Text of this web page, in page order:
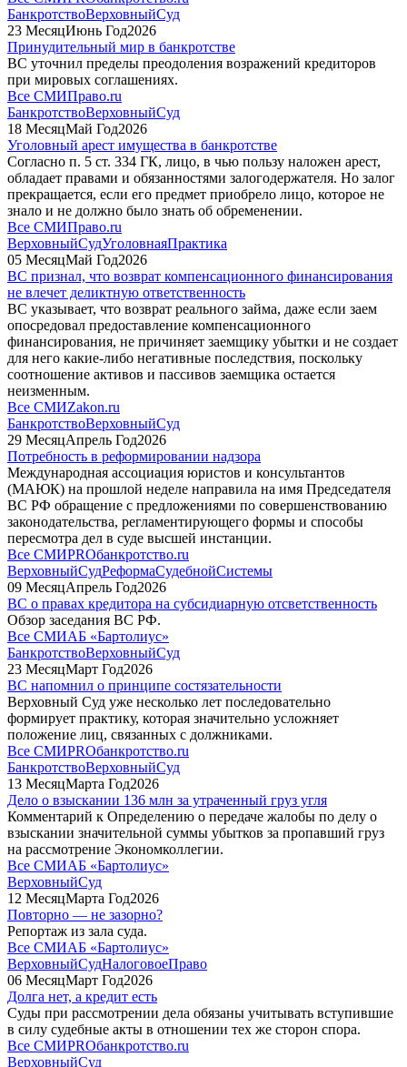
БанкротствоВерховныйСуд
23 МесяцИюнь Год2026
Принудительный мир в банкротстве
ВС уточнил пределы преодоления возражений кредиторов
при мировых соглашениях.
Все СМИПраво.ru
БанкротствоВерховныйСуд
18 МесяцМай Год2026
Уголовный арест имущества в банкротстве
Согласно п. 5 ст. 334 ГК, лицо, в чью пользу наложен арест,
обладает правами и обязанностями залогодержателя. Но залог
прекращается, если его предмет приобрело лицо, которое не
знало и не должно было знать об обременении.
Все СМИПраво.ru
ВерховныйСудУголовнаяПрактика
05 МесяцМай Год2026
ВС признал, что возврат компенсационного финансирования
не влечет деликтную ответственность
ВС указывает, что возврат реального займа, даже если заем
опосредовал предоставление компенсационного
финансирования, не причиняет заемщику убытки и не создает
для него какие-либо негативные последствия, поскольку
соотношение активов и пассивов заемщика остается
неизменным.
Все СМИZakon.ru
БанкротствоВерховныйСуд
29 МесяцАпрель Год2026
Потребность в реформировании надзора
Международная ассоциация юристов и консультантов
(МАЮК) на прошлой неделе направила на имя Председателя
ВС РФ обращение с предложениями по совершенствованию
законодательства, регламентирующего формы и способы
пересмотра дел в суде высшей инстанции.
Все СМИPROбанкротство.ru
ВерховныйСудРеформаСудебнойСистемы
09 МесяцАпрель Год2026
ВС о правах кредитора на субсидиарную отсветственность
Обзор заседания ВС РФ.
Все СМИАБ «Бартолиус»
БанкротствоВерховныйСуд
23 МесяцМарт Год2026
ВС напомнил о принципе состязательности
Верховный Суд уже несколько лет последовательно
формирует практику, которая значительно усложняет
положение лиц, связанных с должниками.
Все СМИPROбанкротство.ru
БанкротствоВерховныйСуд
13 МесяцМарта Год2026
Дело о взыскании 136 млн за утраченный груз угля
Комментарий к Определению о передаче жалобы по делу о
взыскании значительной суммы убытков за пропавший груз
на рассмотрение Экономколлегии.
Все СМИАБ «Бартолиус»
ВерховныйСуд
12 МесяцМарта Год2026
Повторно — не зазорно?
Репортаж из зала суда.
Все СМИАБ «Бартолиус»
ВерховныйСудНалоговоеПраво
06 МесяцМарт Год2026
Долга нет, а кредит есть
Суды при рассмотрении дела обязаны учитывать вступившие
в силу судебные акты в отношении тех же сторон спора.
Все СМИPROбанкротство.ru
ВерховныйСуд